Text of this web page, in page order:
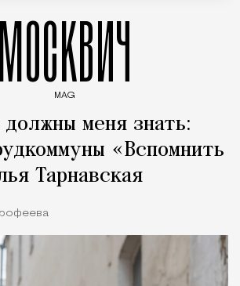
МОСКВИЧ
MAG
меня знать:
«Вспомнить
Тарнавская